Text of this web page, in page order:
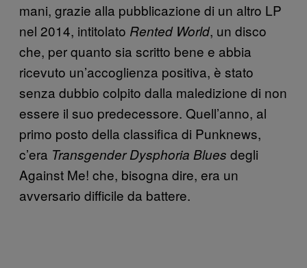
mani, grazie alla pubblicazione di un altro LP
nel 2014, intitolato Rented World, un disco
che, per quanto sia scritto bene e abbia
ricevuto un’accoglienza positiva, è stato
senza dubbio colpito dalla maledizione di non
essere il suo predecessore. Quell’anno, al
primo posto della classifica di Punknews,
c’era Transgender Dysphoria Blues degli
Against Me! che, bisogna dire, era un
avversario difficile da battere.